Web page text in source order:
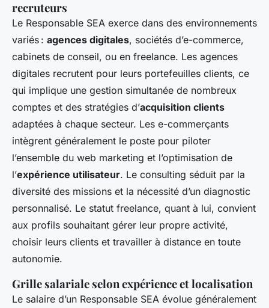
recruteurs
Le Responsable SEA exerce dans des environnements
variés : agences digitales, sociétés d’e-commerce,
cabinets de conseil, ou en freelance. Les agences
digitales recrutent pour leurs portefeuilles clients, ce
qui implique une gestion simultanée de nombreux
comptes et des stratégies d’acquisition clients
adaptées à chaque secteur. Les e-commerçants
intègrent généralement le poste pour piloter
l’ensemble du web marketing et l’optimisation de
l’expérience utilisateur. Le consulting séduit par la
diversité des missions et la nécessité d’un diagnostic
personnalisé. Le statut freelance, quant à lui, convient
aux profils souhaitant gérer leur propre activité,
choisir leurs clients et travailler à distance en toute
autonomie.
Grille salariale selon expérience et localisation
Le salaire d’un Responsable SEA évolue généralement